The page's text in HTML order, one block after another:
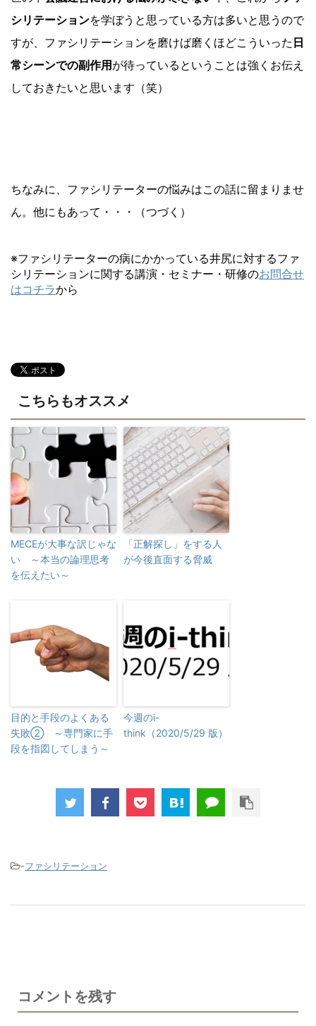
シリテーションを学ぼうと思っている方は多いと思うので
すが、ファシリテーションを磨けば磨くほどこういった 日
常シーンでの副作用 が待っているということは強くお伝え
しておきたいと思います（笑）
ちなみに、ファシリテーターの悩みはこの話に留まりませ
ん。他にもあって・・・（つづく）
※ファシリテーターの病にかかっている井尻に対するファ
シリテーションに関する講演・セミナー・研修のお問合せ
はコチラから
こちらもオススメ
MECEが大事な訳じゃな
い ～本当の論理思考
を伝えたい～
「正解探し」をする人
が今後直面する脅威
目的と手段のよくある
失敗② ～専門家に手
段を指図してしまう～
今週のi-
think（2020/5/29 版）
-ファシリテーション
コメントを残す